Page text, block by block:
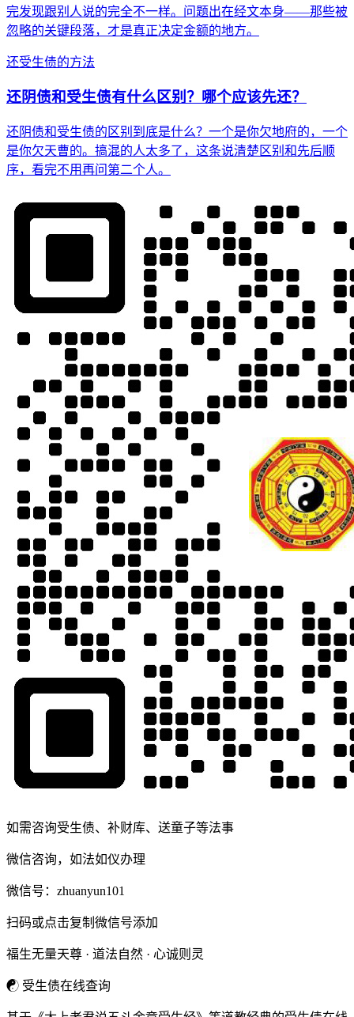
完发现跟别人说的完全不一样。问题出在经文本身——那些被
忽略的关键段落，才是真正决定金额的地方。
还受生债的方法
还阴债和受生债有什么区别？哪个应该先还？
还阴债和受生债的区别到底是什么？一个是你欠地府的，一个
是你欠天曹的。搞混的人太多了，这条说清楚区别和先后顺
序，看完不用再问第二个人。
如需咨询受生债、补财库、送童子等法事
微信咨询，如法如仪办理
微信号： zhuanyun101
扫码或点击复制微信号添加
福生无量天尊 · 道法自然 · 心诚则灵
☯ 受生债在线查询